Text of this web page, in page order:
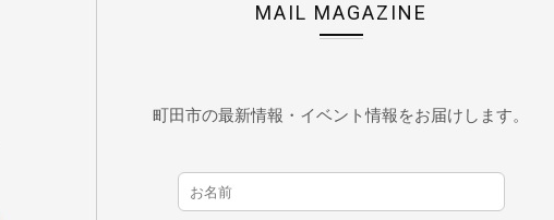
MAIL MAGAZINE
町田市の最新情報・イベント情報をお届けします。